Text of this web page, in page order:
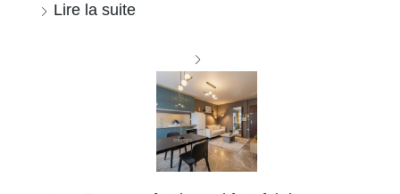
Lire la suite